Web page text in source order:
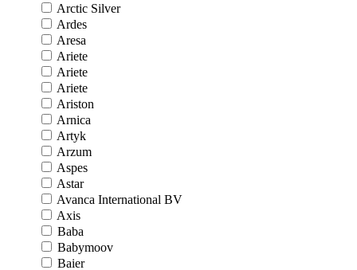
Arctic Silver
Ardes
Aresa
Ariete
Ariete
Ariete
Ariston
Arnica
Artyk
Arzum
Aspes
Astar
Avanca International BV
Axis
Baba
Babymoov
Baier